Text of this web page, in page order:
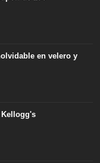
en velero y